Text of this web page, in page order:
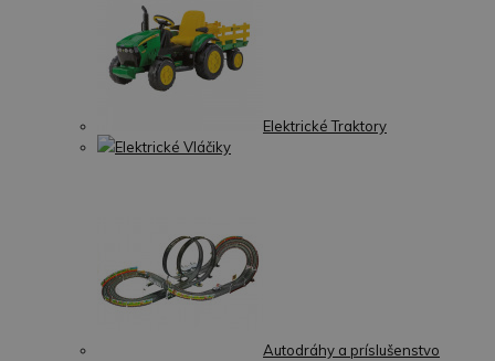
Elektrické Traktory
Elektrické Vláčiky
Autodráhy a príslušenstvo